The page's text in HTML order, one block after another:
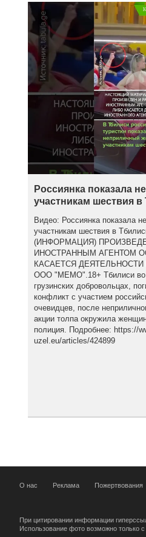
Россиянка показала
участникам шествия в
Видео: Россиянка показала
участникам шествия в
(ИНФОРМАЦИЯ)
ИНОСТРАННЫМ АГЕНТОМ
КАСАЕТСЯ
ООО "МЕМО".18+ Тбилиси во
грузинских добровольцах,
конфликт с участием
очевидцев, после
акции толпа окружила
полиция. Подробнее: https://
uzel.eu/articles/424899
О нас Реклама Пожертвования
При цитировании информации
Использование фото возможно только